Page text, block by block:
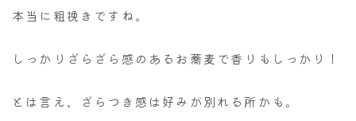
本当に粗挽きですね。
しっかりざらざら感のあるお蕎麦で香りもしっかり！
とは言え、ざらつき感は好みが別れる所かも。